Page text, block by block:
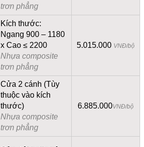
trơn phẳng
Kích thước:
Ngang 900 – 1180
x Cao ≤ 2200
Nhựa composite
trơn phẳng
5.015.000 VNĐ/bộ
Cửa 2 cánh (Tùy
thuộc vào kích
thước)
Nhựa composite
trơn phẳng
6.885.000VNĐ/bộ